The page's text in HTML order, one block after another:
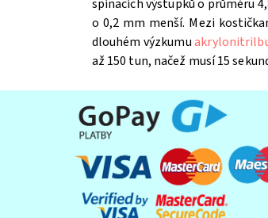
spínacích výstupků o průměru
o 0,2 mm menší. Mezi
dlouhém výzkumu
až 150 tun, načež musí 15